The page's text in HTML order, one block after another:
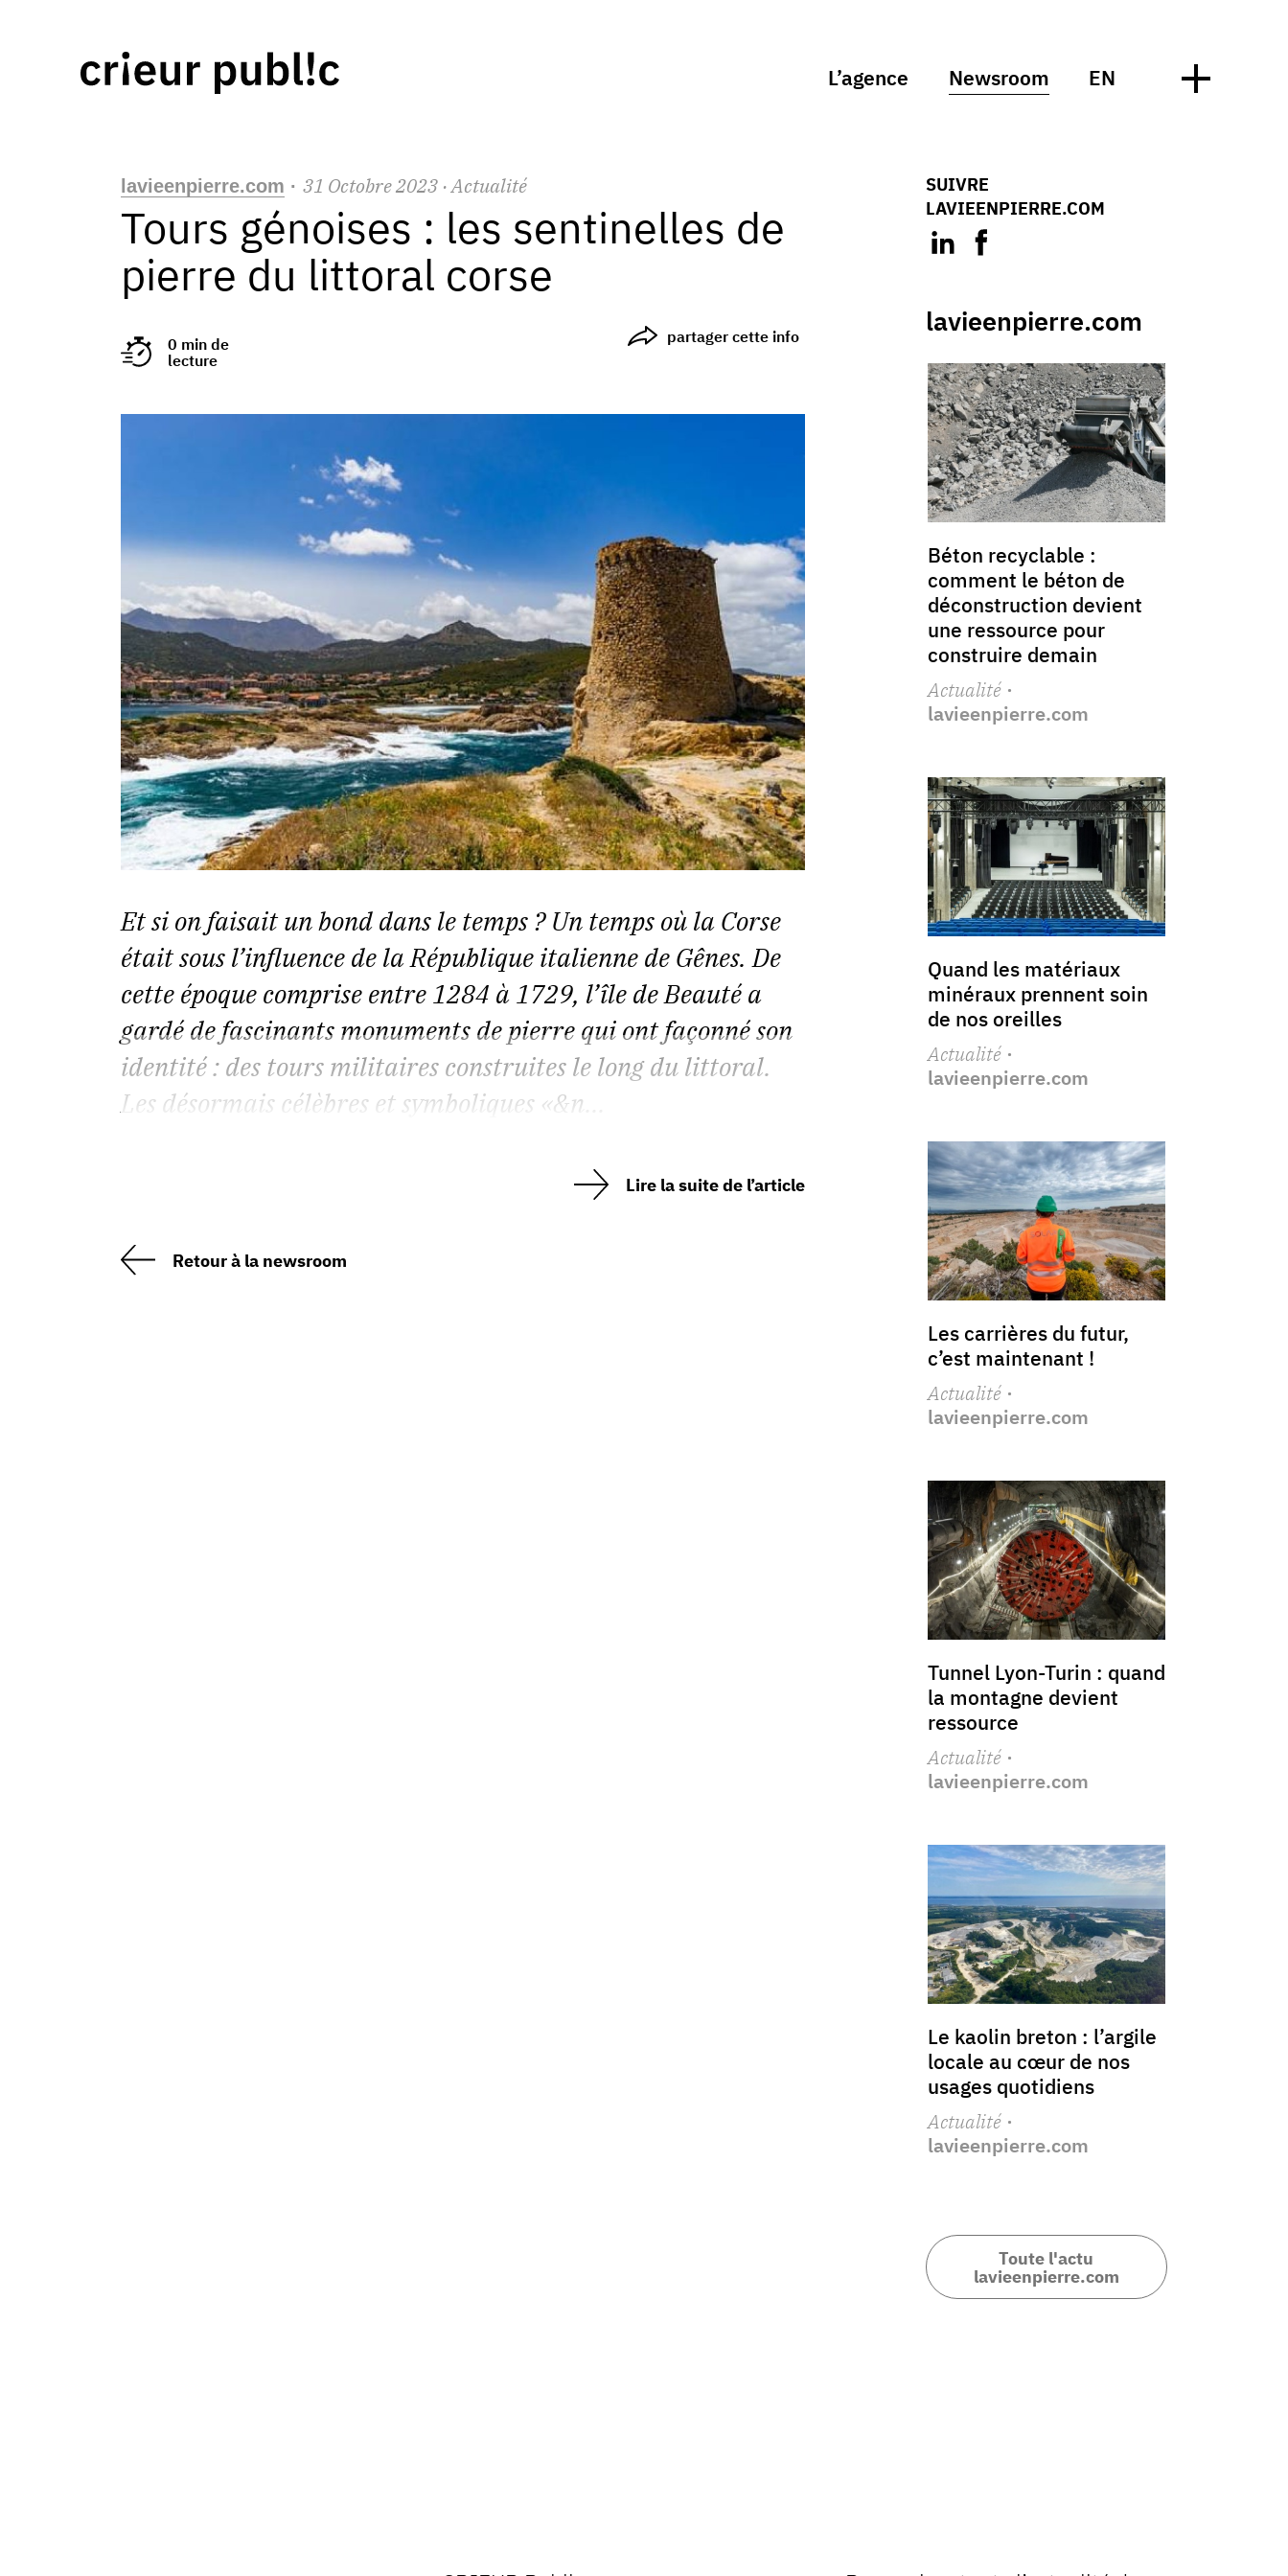
L’agence Newsroom EN
lavieenpierre.com · 31 Octobre2023 · Actualité
Tours génoises : les sentinelles de
pierre du littoral corse
0 min de
lecture
partager cette info
Et si on faisait un bond dans le temps ? Un temps où la Corse
était sous l’influence de la République italienne de Gênes. De
cette époque comprise entre 1284 à 1729, l’île de Beauté a
gardé de fascinants monuments de pierre qui ont façonné son
identité : des tours militaires construites le long du littoral.
Les désormais célèbres et symboliques «&n...
Lire la suite de l’article
Retour à la newsroom
SUIVRE
LAVIEENPIERRE.COM
lavieenpierre.com
Béton recyclable :
comment le béton de
déconstruction devient
une ressource pour
construire demain
Actualité·
lavieenpierre.com
Quand les matériaux
minéraux prennent soin
de nos oreilles
Actualité·
lavieenpierre.com
Les carrières du futur,
c’est maintenant !
Actualité·
lavieenpierre.com
Tunnel Lyon-Turin : quand
la montagne devient
ressource
Actualité·
lavieenpierre.com
Le kaolin breton : l’argile
locale au cœur de nos
usages quotidiens
Actualité·
lavieenpierre.com
Toute l'actu
lavieenpierre.com